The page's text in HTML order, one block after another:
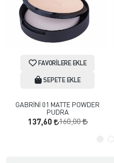
FAVORILERE EKLE
SEPETE EKLE
GABRİNİ 01 MATTE POWDER
PUDRA
137,60 160,00